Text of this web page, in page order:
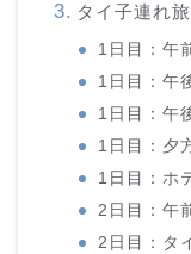
タイ子連れ
1日目：午
1日目：午
1日目：午
1日目：夕
1日目：ホ
2日目：午
2日目：タ